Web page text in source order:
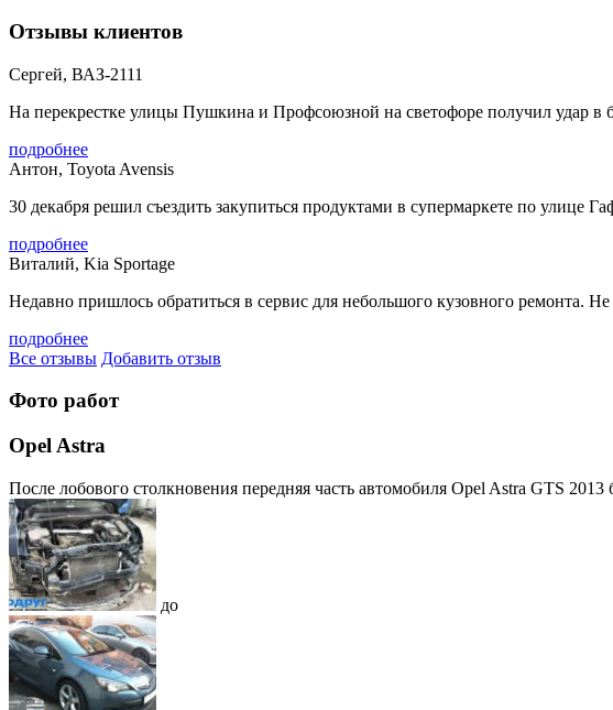
Отзывы клиентов
Сергей, ВАЗ-2111
На перекрестке улицы Пушкина и Профсоюзной на светофоре получил удар в
подробнее
Антон, Toyota Avensis
30 декабря решил съездить закупиться продуктами в супермаркете по улице
подробнее
Виталий, Kia Sportage
Недавно пришлось обратиться в сервис для небольшого кузовного ремонта. Не
подробнее
Все отзывы Добавить отзыв
Фото работ
Opel Astra
После лобового столкновения передняя часть автомобиля Opel Astra GTS 2013
до